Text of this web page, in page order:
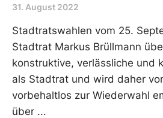
31. August 2022
Stadtratswahlen vom 25.
Stadtrat Markus Brüllmann
konstruktive, verlässliche und
als Stadtrat und wird daher
vorbehaltlos zur Wiederwahl
über